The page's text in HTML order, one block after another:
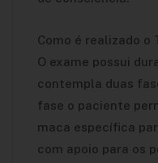
Como é realizado o
O exame possui
contempla duas
fase o paciente
maca específica
com apoio para os